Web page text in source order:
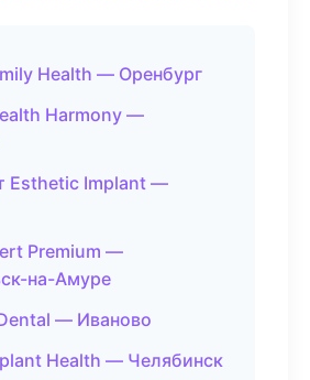
Health — Оренбург
Harmony —
Esthetic Implant —
Premium —
на-Амуре
— Иваново
Health — Челябинск